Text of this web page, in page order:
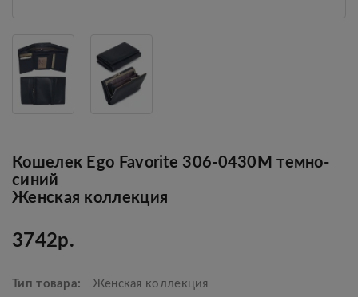
Кошелек Ego Favorite 306-0430М темно-
синий
Женская коллекция
3742р.
Тип товара:
Женская коллекция